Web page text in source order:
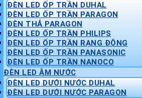
ĐÈN LED ỐP TRẦN DUHAL
ĐÈN LED ỐP TRẦN PARAGON
ĐÈN THẢ PARAGON
ĐÈN LED ỐP TRẦN PHILIPS
ĐÈN LED ỐP TRẦN RẠNG ĐÔNG
ĐÈN LED ỐP TRẦN PANASONIC
ĐÈN LED ỐP TRẦN NANOCO
ĐÈN LED ÂM NƯỚC
ĐÈN LED DƯỚI NƯỚC DUHAL
ĐÈN LED DƯỚI NƯỚC PARAGON